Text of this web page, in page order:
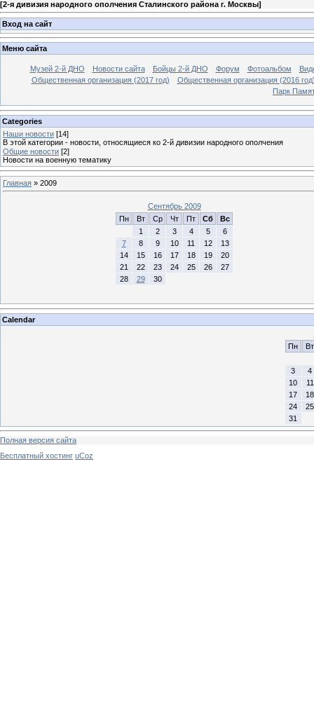
[2-я дивизия народного ополчения Сталинского района г. Москвы]
Вход на сайт
Меню сайта
Музей 2-й ДНО Новости сайта Бойцы 2-й ДНО Форум Фотоальбом
Общественная организация (2017 год)
Общественная организация (2016
Парк
Categories
Наши новости [14]
В этой категории - новости, относящиеся ко 2-й дивизии народного ополчения
Общие новости [2]
Новости на военную тематику
Главная » 2009
Сентябрь 2009
Пн
Вт Ср Чт Пт Сб
Вс
1
2 3 4 5
6
7
8 9 10 11 12
13
14
15 16 17 18 19
20
21
22 23 24 25 26
27
28
29 30
Calendar
Пн
Вт
3
4
10
11
17
18
24
25
31
Полная версия сайта
Бесплатный хостинг uCoz